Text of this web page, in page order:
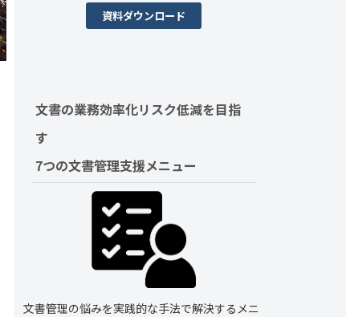
資料ダウンロード
文書の業務効率化リスク低減を目指
す
7つの文書管理支援メニュー
文書管理の悩みを実践的な手法で解決するメニ